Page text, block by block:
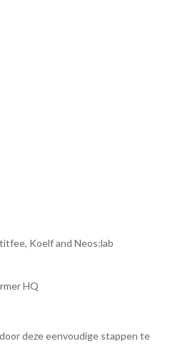
Koelf and Neos:lab
HQ
deze eenvoudige stappen te